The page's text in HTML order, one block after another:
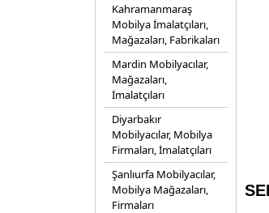
Kahramanmaraş
Mobilya İmalatçıları,
Mağazaları, Fabrikaları
Mardin Mobilyacılar,
Mağazaları,
İmalatçıları
Diyarbakır
Mobilyacılar, Mobilya
Firmaları, İmalatçıları
Şanlıurfa Mobilyacılar,
Mobilya Mağazaları,
Firmaları